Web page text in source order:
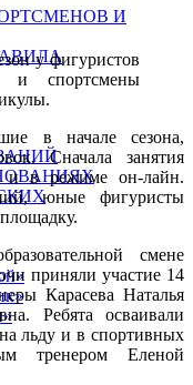
И
у фигуристов
и спортсмены
в начале сезона,
Сначала занятия
и в режиме он-лайн.
юные фигуристы
смене
приняли участие 14
Карасева Наталья
Ребята осваивали
льду и в спортивных
тренером Еленой